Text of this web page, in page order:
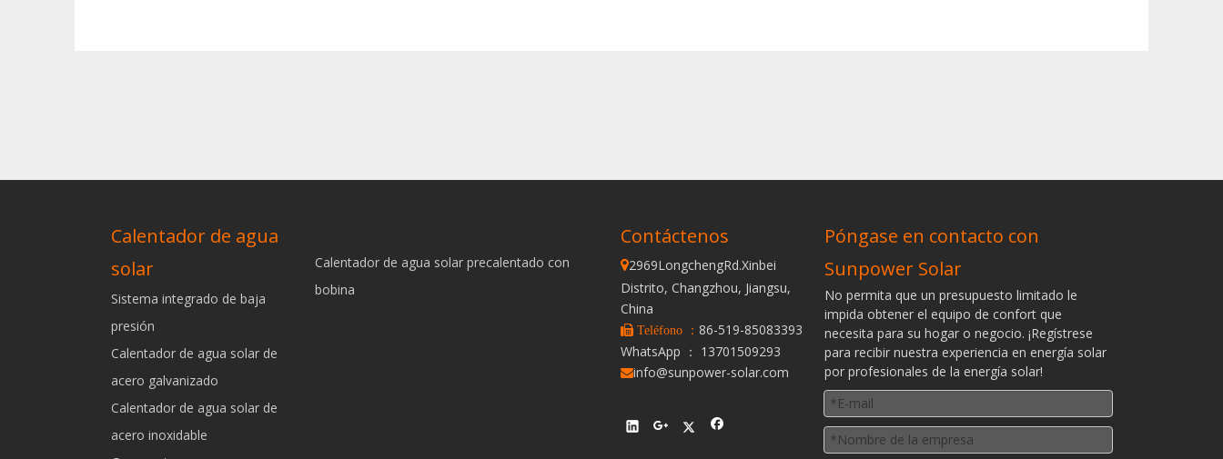
Calentador de agua
solar
Sistema integrado de baja
presión
Calentador de agua solar de
acero galvanizado
Calentador de agua solar de
acero inoxidable
Calentador de agua solar precalentado con
bobina
Contáctenos
2969LongchengRd.Xinbei
Distrito, Changzhou, Jiangsu,
China
 Teléfono ： 86-519-85083393
WhatsApp ： 13701509293
info@sunpower-solar.com
Póngase en contacto con
Sunpower Solar
No permita que un presupuesto limitado le
impida obtener el equipo de confort que
necesita para su hogar o negocio. ¡Regístrese
para recibir nuestra experiencia en energía solar
por profesionales de la energía solar!